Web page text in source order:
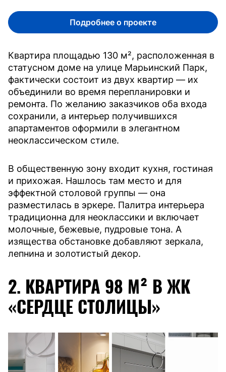
Подробнее о проекте
Квартира площадью 130 м², расположенная в
статусном доме на улице Марьинский Парк,
фактически состоит из двух квартир — их
объединили во время перепланировки и
ремонта. По желанию заказчиков оба входа
сохранили, а интерьер получившихся
апартаментов оформили в элегантном
неоклассическом стиле.
В общественную зону входит кухня, гостиная
и прихожая. Нашлось там место и для
эффектной столовой группы — она
разместилась в эркере. Палитра интерьера
традиционна для неоклассики и включает
молочные, бежевые, пудровые тона. А
изящества обстановке добавляют зеркала,
лепнина и золотистый декор.
2. КВАРТИРА 98 М² В ЖК
«СЕРДЦЕ СТОЛИЦЫ»